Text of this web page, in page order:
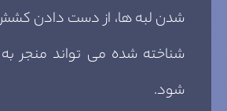
شدن لبه ها، از دست دادن
شناخته شده می تواند منجر به
شود.